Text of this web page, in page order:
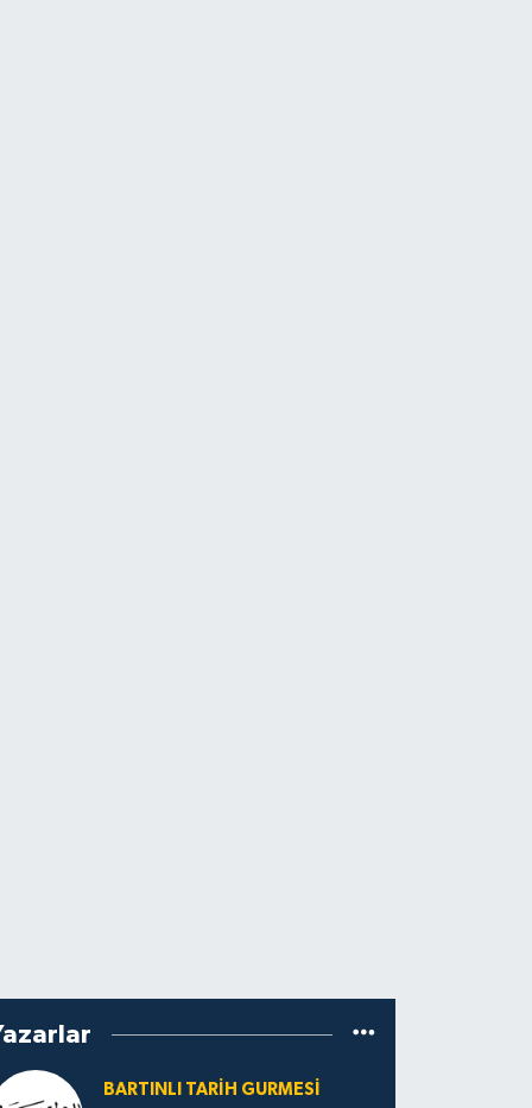
BARTINLI TARIH GURMESI